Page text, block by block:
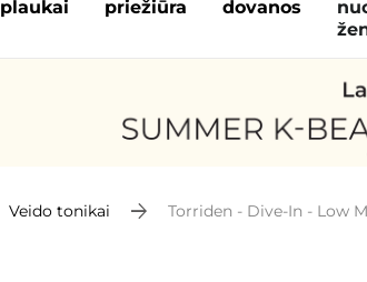
plaukai priežiūra dovanos
Veido tonikai Torriden - Dive-In - Low